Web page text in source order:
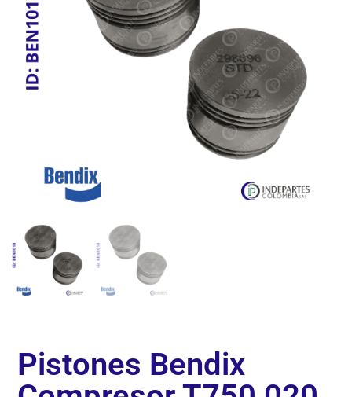
Pistones Bendix